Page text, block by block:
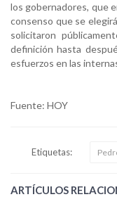
los gobernadores, que
consenso que se
solicitaron
definición hasta
esfuerzos en las
Fuente: HOY
Etiquetas:
ARTÍCULOS